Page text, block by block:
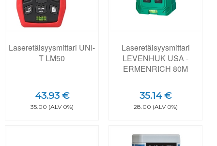
Laseretäisyysmittari UNI-
T LM50
43.93 €
35.00 (ALV 0%)
Laseretäisyysmittari
LEVENHUK USA -
ERMENRICH 80M
35.14 €
28.00 (ALV 0%)